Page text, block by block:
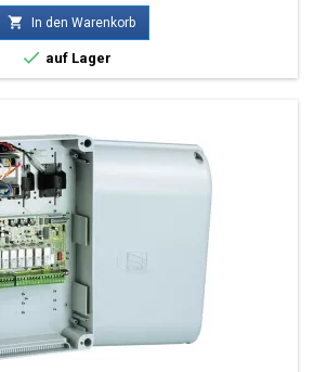
 In den Warenkorb
 auf Lager